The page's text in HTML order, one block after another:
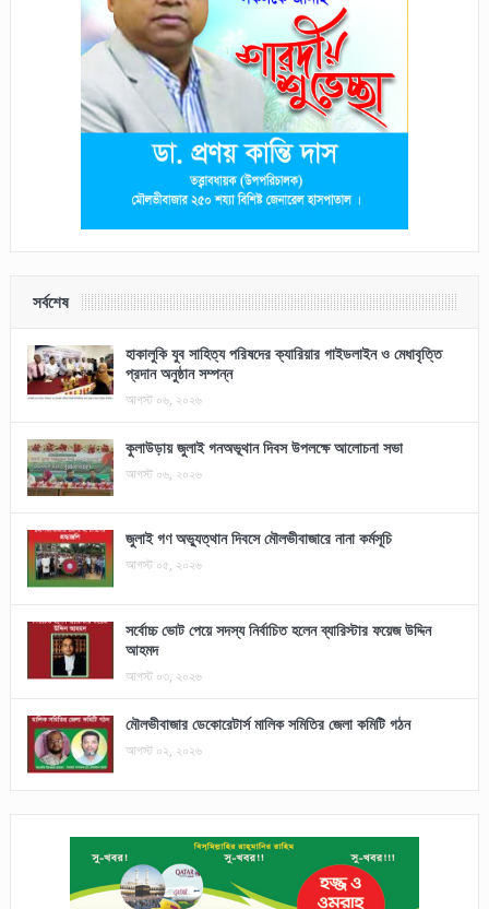
সর্বশেষ
হাকালুকি যুব সাহিত্য পরিষদের ক্যারিয়ার গাইডলাইন ও মেধাবৃত্তি
প্রদান অনুষ্ঠান সম্পন্ন
আগস্ট ০৬, ২০২৬
কুলাউড়ায় জুলাই গনঅভূথান দিবস উপলক্ষে আলোচনা সভা
আগস্ট ০৬, ২০২৬
জুলাই গণ অভ্যুত্থান দিবসে মৌলভীবাজারে নানা কর্মসূচি
আগস্ট ০৫, ২০২৬
সর্বোচ্চ ভোট পেয়ে সদস্য নির্বাচিত হলেন ব্যারিস্টার ফয়েজ উদ্দিন
আহমদ
আগস্ট ০৩, ২০২৬
মৌলভীবাজার ডেকোরেটার্স মালিক সমিতির জেলা কমিটি গঠন
আগস্ট ০২, ২০২৬